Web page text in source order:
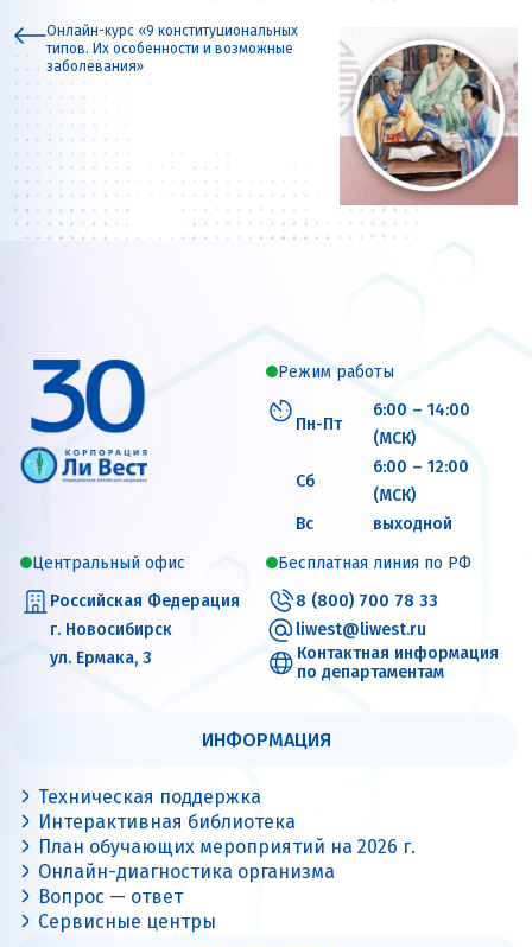
Онлайн-курс «9 конституциональных
типов. Их особенности и возможные
заболевания»
Режим работы
Пн-Пт
6:00 – 14:00
(МСК)
Сб
6:00 – 12:00
(МСК)
Вс
выходной
Центральный офис
Российская Федерация
г. Новосибирск
ул. Ермака, 3
Бесплатная линия по РФ
8 (800) 700 78 33
liwest@liwest.ru
Контактная информация
по департаментам
ИНФОРМАЦИЯ
Техническая поддержка
Интерактивная библиотека
План обучающих мероприятий на 2026 г.
Онлайн-диагностика организма
Вопрос — ответ
Сервисные центры